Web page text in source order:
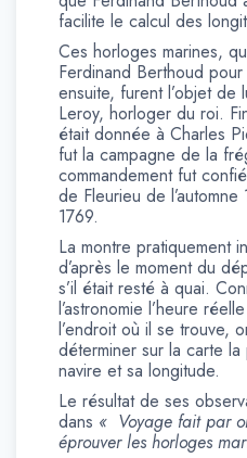
facilite le calcul des
Ces horloges marines,
Ferdinand Berthoud
ensuite, furent l’objet de
Leroy, horloger du roi.
était donnée à Charles
fut la campagne de la
commandement fut
de Fleurieu de
1769.
La montre pratiquement
d’après le moment du
s’il était resté à quai.
l’astronomie l’heure
l’endroit où il se trouve,
déterminer sur la carte
navire et sa longitude.
Le résultat de ses
dans « Voyage fait par
éprouver les horloges